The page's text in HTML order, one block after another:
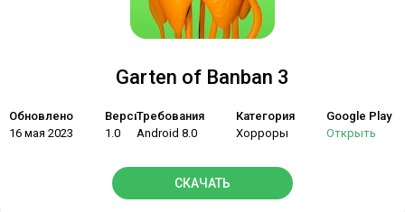
Garten of Banban 3
Обновлено
16 мая 2023
Версия
1.0
Требования
Android 8.0
Категория
Хорроры
Google Play
Открыть
СКАЧАТЬ